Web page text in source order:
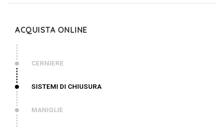
ACQUISTA ONLINE
CERNIERE
SISTEMI DI CHIUSURA
MANIGLIE